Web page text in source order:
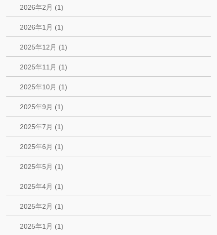
2026年2月 (1)
2026年1月 (1)
2025年12月 (1)
2025年11月 (1)
2025年10月 (1)
2025年9月 (1)
2025年7月 (1)
2025年6月 (1)
2025年5月 (1)
2025年4月 (1)
2025年2月 (1)
2025年1月 (1)